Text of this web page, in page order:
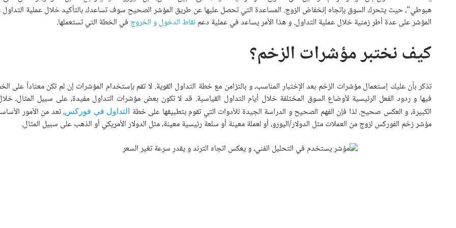
هبوطي"، حيث يتحرك السوق بإتجاه إنخفاض الزوج. المساعدة التي تحصل عليها عن طريق المؤشر الصحيح سوف تساعدك بالتأكيد خلال عملية
المؤشر على عدة أطر زمنية خلال عملية التداول. و هذا الأمر يساعد في عملية دعمنقاط الدخول و الخروج في الخطة التي تستعملها.
كيف نختبر مؤشرات الزخم؟
تذكر بأن عليك إستعمال مؤشرات الزخم بعد الإختبار المناسب، و بالتزامن مع خطة التداول القوية. لا تقم بإستخدام المؤشرات إن لم تكن معتاداً على
فيها و ردود الفعل الرئيسية لأوضاع السوق المختلفة خلال أيام التداول القياسية. قد لا تكون بعض مؤشرات التداول مفيدة، على سبيل المثال،
الكبيرة، و العكس صحيح. لذا فإن الفهم الصحيح و الدراسة الجيدة للأدوات التي تقوم بتطبيقها على خطة
التداول في فوركس، تعد من الأمور
مؤشر زخم الفوركس لزوج من العملات مثل الدولار/اليورو، أو لعملة معينة أو سلعة رئيسية معينة، مثل الدولار الأمريكي أو الذهب على سبيل المثال.